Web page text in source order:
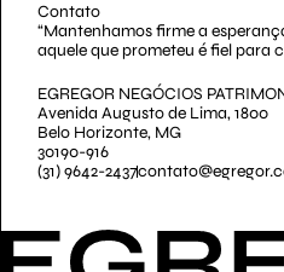
EGREGOR NEGÓCIOS
Avenida Augusto de Lima, 1800
Belo Horizonte, MG
30190-916
(31) 9642-2437
Contato
“Mantenhamos firme a
aquele que prometeu é fiel para